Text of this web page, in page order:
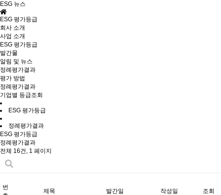
ESG 뉴스
ESG 평가등급
회사 소개
사업 소개
ESG 평가등급
발간물
알림 및 뉴스
정례평가결과
평가 방법
정례평가결과
기업별 등급조회
ESG 평가등급
정례평가결과
ESG 평가등급
정례평가결과
전체 16건, 1 페이지
번
제목 발간일 작성일 조회